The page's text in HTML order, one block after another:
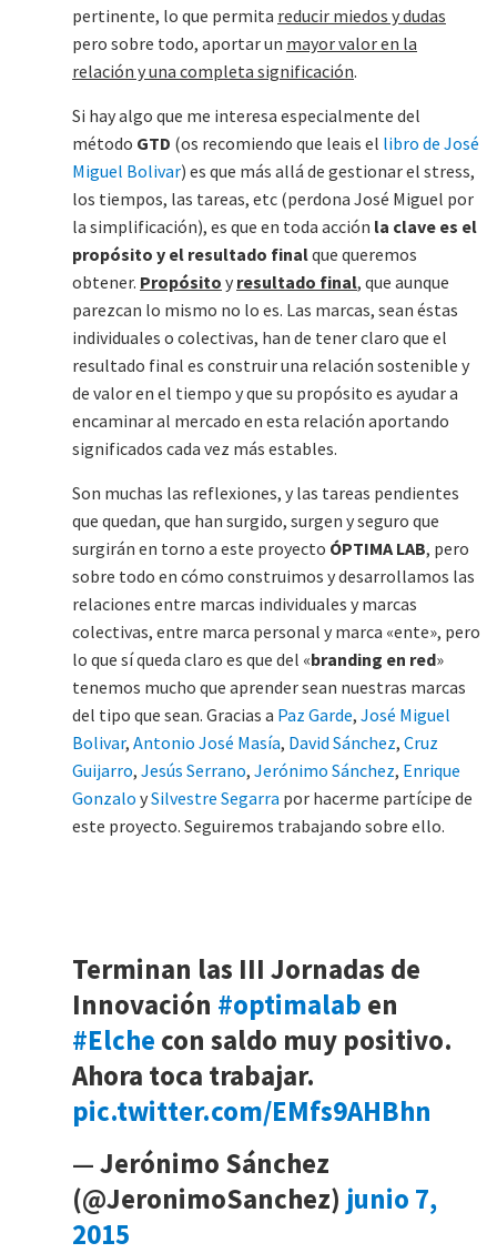
pertinente, lo que permita reducir miedos y dudas
pero sobre todo, aportar un mayor valor en la
relación y una completa significación.
Si hay algo que me interesa especialmente del
método GTD (os recomiendo que leais el libro de José
Miguel Bolivar) es que más allá de gestionar el stress,
los tiempos, las tareas, etc (perdona José Miguel por
la simplificación), es que en toda acción la clave es el
propósito y el resultado finalque queremos
obtener. Propósito y resultado final, que aunque
parezcan lo mismo no lo es. Las marcas, sean éstas
individuales o colectivas, han de tener claro que el
resultado final es construir una relación sostenible y
de valor en el tiempo y que su propósito es ayudar a
encaminar al mercado en esta relación aportando
significados cada vez más estables.
Son muchas las reflexiones, y las tareas pendientes
que quedan, que han surgido, surgen y seguro que
surgirán en torno a este proyecto ÓPTIMA LAB, pero
sobre todo en cómo construimos y desarrollamos las
relaciones entre marcas individuales y marcas
colectivas, entre marca personal y marca «ente», pero
lo que sí queda claro es que del «branding en red»
tenemos mucho que aprender sean nuestras marcas
del tipo que sean. Gracias a Paz Garde, José Miguel
Bolivar, Antonio José Masía, David Sánchez, Cruz
Guijarro, Jesús Serrano, Jerónimo Sánchez, Enrique
Gonzalo ySilvestre Segarra por hacerme partícipe de
este proyecto. Seguiremos trabajando sobre ello.
Terminan las III Jornadas de
Innovación #optimalab en
#Elche con saldo muy positivo.
Ahora toca trabajar.
pic.twitter.com/EMfs9AHBhn
— Jerónimo Sánchez
(@JeronimoSanchez) junio 7,
2015